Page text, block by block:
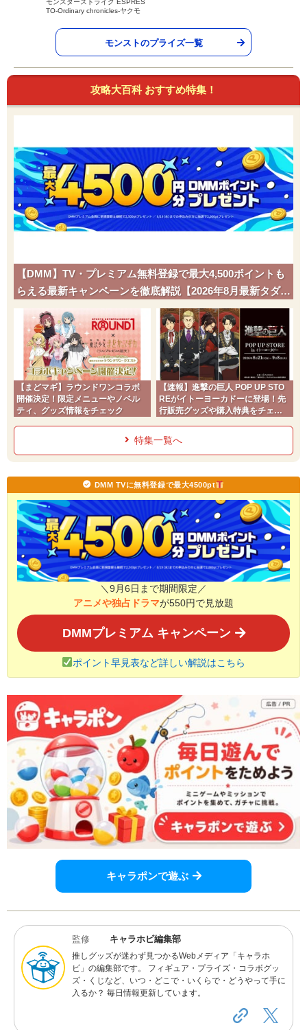
モンスターストライク ESPRES
TO-Ordinary chronicles-ヤクモ
モンストのプライズ一覧
攻略大百科 おすすめ特集！
【DMM】TV・プレミアム無料登録で最大4,500ポイントも
らえる最新キャンペーンを徹底解説【2026年8月最新タダポ
チ】
【まどマギ】ラウンドワンコラボ
開催決定！限定メニューやノベル
ティ、グッズ情報をチェック
【速報】進撃の巨人 POP UP STO
REがイトーヨーカドーに登場！先
行販売グッズや購入特典をチェッ
特集一覧へ
DMM TVに無料登録で最大4500pt
＼9月6日まで期間限定／
アニメや独占ドラマが550円で見放題
DMMプレミアム キャンペーン
ポイント早見表など詳しい解説はこちら
キャラポンで遊ぶ
監修 キャラホビ編集部
推しグッズが迷わず見つかるWebメディア「キャラホ
ビ」の編集部です。 フィギュア・プライズ・コラボグッ
ズ・くじなど、いつ・どこで・いくらで・どうやって手に
入るか？ 毎日情報更新しています。